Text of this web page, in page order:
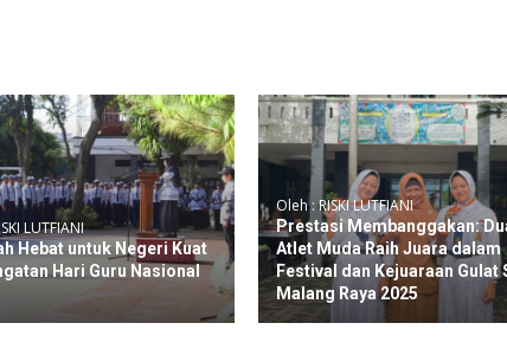
LUTFIANI
Hebat untuk Negeri Kuat
Hari Guru Nasional
Oleh : RISKI LUTFIANI
Prestasi Membanggakan:
Atlet Muda Raih Juara dalam
Festival dan Kejuaraan Gulat
Malang Raya 2025